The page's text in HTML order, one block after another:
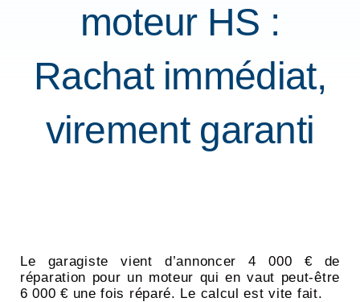
moteur HS :
Rachat immédiat,
virement garanti
Le garagiste vient d’annoncer 4 000 € de
réparation pour un moteur qui en vaut peut-être
6 000 € une fois réparé. Le calcul est vite fait.